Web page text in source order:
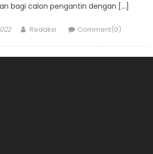
bagi calon pengantin dengan […]
Author
Redaksi Comment(0)